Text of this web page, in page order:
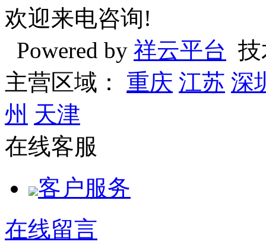
欢迎来电咨询!
Powered by 祥云平台
主营区域： 重庆 江苏 深
州 天津
在线客服
客户服务
在线留言